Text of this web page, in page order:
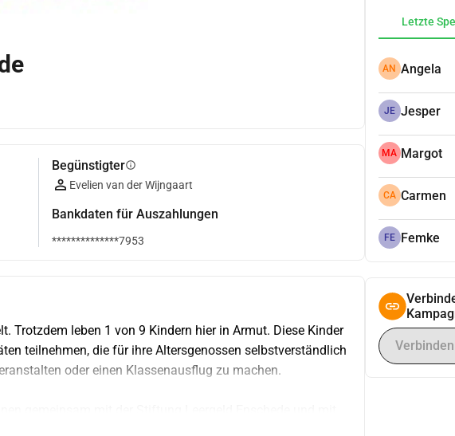
Begünstigterinfo
Evelien van der Wijngaart
Bankdaten für Auszahlungen
**************7953
Trotzdem leben 1 von 9 Kindern hier in Armut. Diese Kinder
teilnehmen, die für ihre Altersgenossen selbstverständlich
oder einen Klassenausflug zu machen.
Letzte
AN Angela
JE Jesper
MA Margot
CA Carmen
FE Femke